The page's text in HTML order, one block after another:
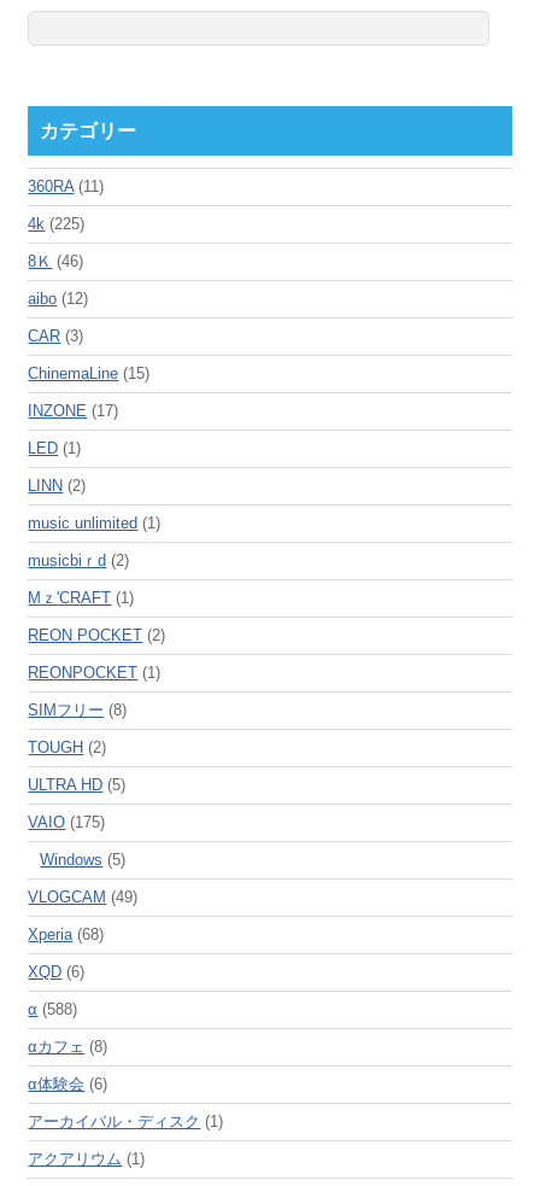
カテゴリー
360RA(11)
4k (225)
8Ｋ (46)
aibo (12)
CAR (3)
ChinemaLine (15)
INZONE (17)
LED (1)
LINN (2)
music unlimited (1)
musicbiｒd (2)
Mｚ'CRAFT (1)
REON POCKET (2)
REONPOCKET (1)
SIMフリー (8)
TOUGH (2)
ULTRA HD (5)
VAIO (175)
Windows (5)
VLOGCAM (49)
Xperia(68)
XQD (6)
α (588)
αカフェ (8)
α体験会 (6)
アーカイバル・ディスク (1)
アクアリウム (1)